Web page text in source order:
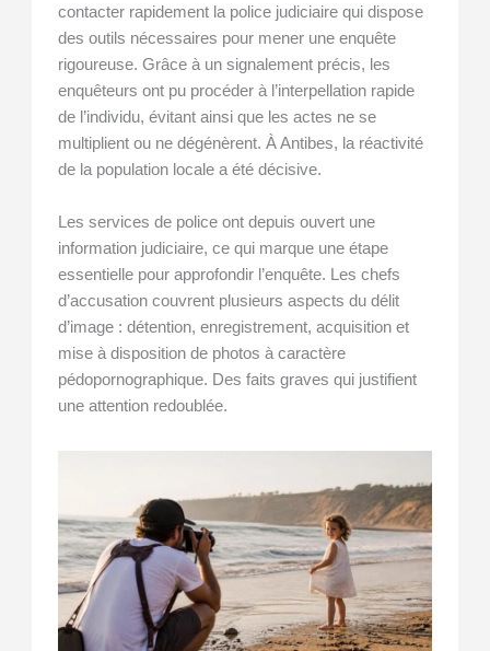
contacter rapidement la police judiciaire qui dispose
des outils nécessaires pour mener une enquête
rigoureuse. Grâce à un signalement précis, les
enquêteurs ont pu procéder à l’interpellation rapide
de l’individu, évitant ainsi que les actes ne se
multiplient ou ne dégénèrent. À Antibes, la réactivité
de la population locale a été décisive.
Les services de police ont depuis ouvert une
information judiciaire, ce qui marque une étape
essentielle pour approfondir l’enquête. Les chefs
d’accusation couvrent plusieurs aspects du délit
d’image : détention, enregistrement, acquisition et
mise à disposition de photos à caractère
pédopornographique. Des faits graves qui justifient
une attention redoublée.